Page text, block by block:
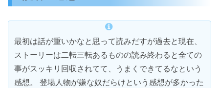
最初は話が重いかなと思って読みだすが過去と現在、
ストーリーは二転三転あるものの読み終わると全ての
事がスッキリ回収されてて、うまくできてるなという
感想。 登場人物が嫌な奴だらけという感想が多かった